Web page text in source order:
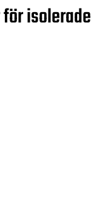
isolerade